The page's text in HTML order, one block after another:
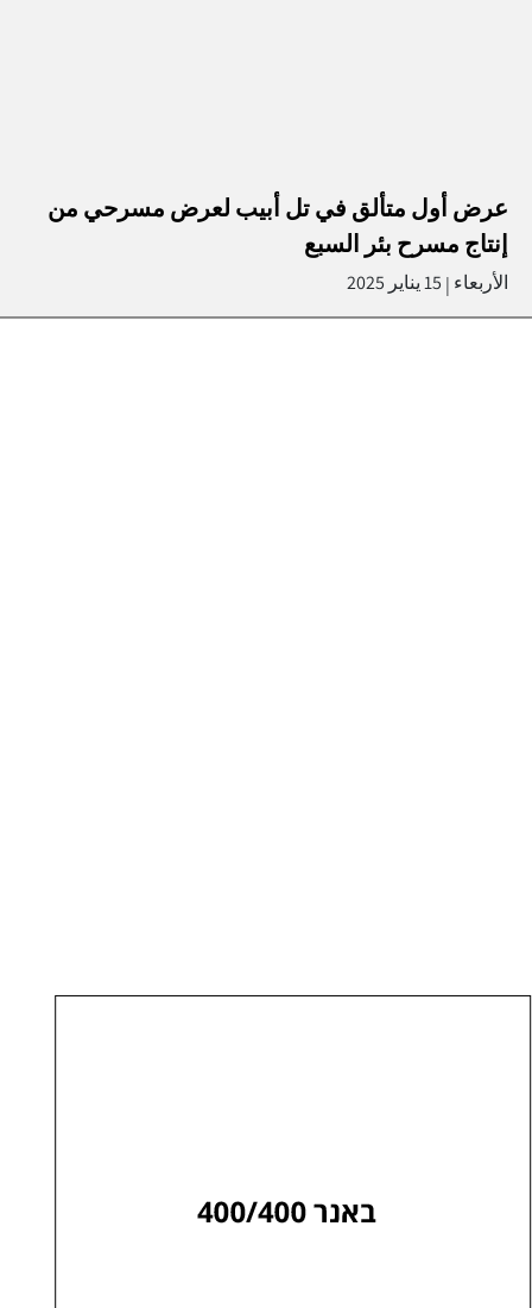
عرض أول متألق في تل أبيب لعرض مسرحي من
إنتاج مسرح بئر السبع
الأربعاء | 15 يناير 2025